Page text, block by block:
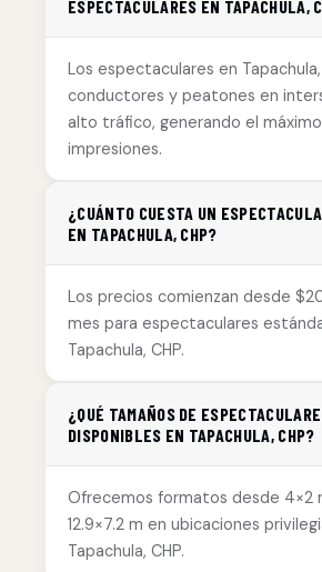
ESPECTACULARES EN TAPACHULA,
Los espectaculares en Tapachula,
conductores y peatones en
alto tráfico, generando el
impresiones.
¿CUÁNTO CUESTA UN
EN TAPACHULA, CHP?
Los precios comienzan desde
mes para espectaculares
Tapachula, CHP.
¿QUÉ TAMAÑOS DE
DISPONIBLES EN TAPACHULA, CHP?
Ofrecemos formatos desde 4×2
12.9×7.2 m en ubicaciones
Tapachula, CHP.